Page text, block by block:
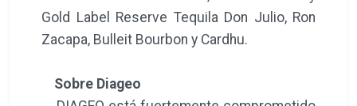
Gold Label Reserve Tequila Don Julio, Ron
Zacapa, Bulleit Bourbon y Cardhu.
Sobre Diageo